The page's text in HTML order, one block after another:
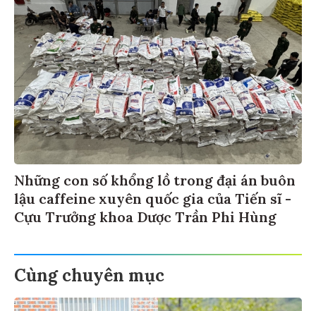
Những con số khổng lồ trong đại án buôn
lậu caffeine xuyên quốc gia của Tiến sĩ -
Cựu Trưởng khoa Dược Trần Phi Hùng
Cùng chuyên mục